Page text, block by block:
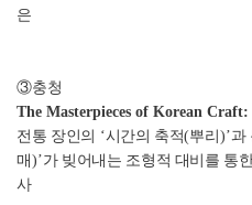
은
③충청
The Masterpieces of Korean Craft:
전통 장인의 ‘시간의 축적(뿌리 )’과
매 )’가 빚어내는 조형적 대비를 통
사